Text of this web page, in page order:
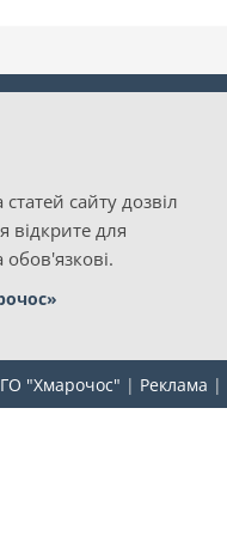
сайту дозвіл
відкрите для
ГО "Хмарочос" | Реклама |